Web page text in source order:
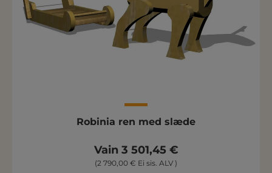
Robinia ren med slæde
Vain 3 501,45 €
(2 790,00 € Ei sis. ALV )